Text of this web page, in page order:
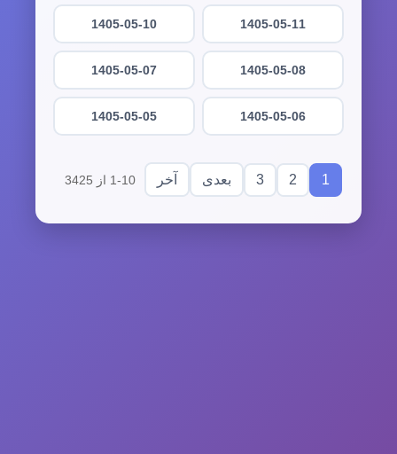
1405-05-11
1405-05-10
1405-05-08
1405-05-07
1405-05-06
1405-05-05
1
2
3 بعدی آخر 1-10 از 3425